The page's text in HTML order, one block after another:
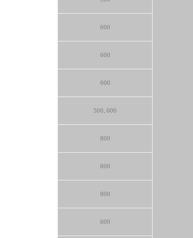
600
600
600
500, 600
800
800
800
600